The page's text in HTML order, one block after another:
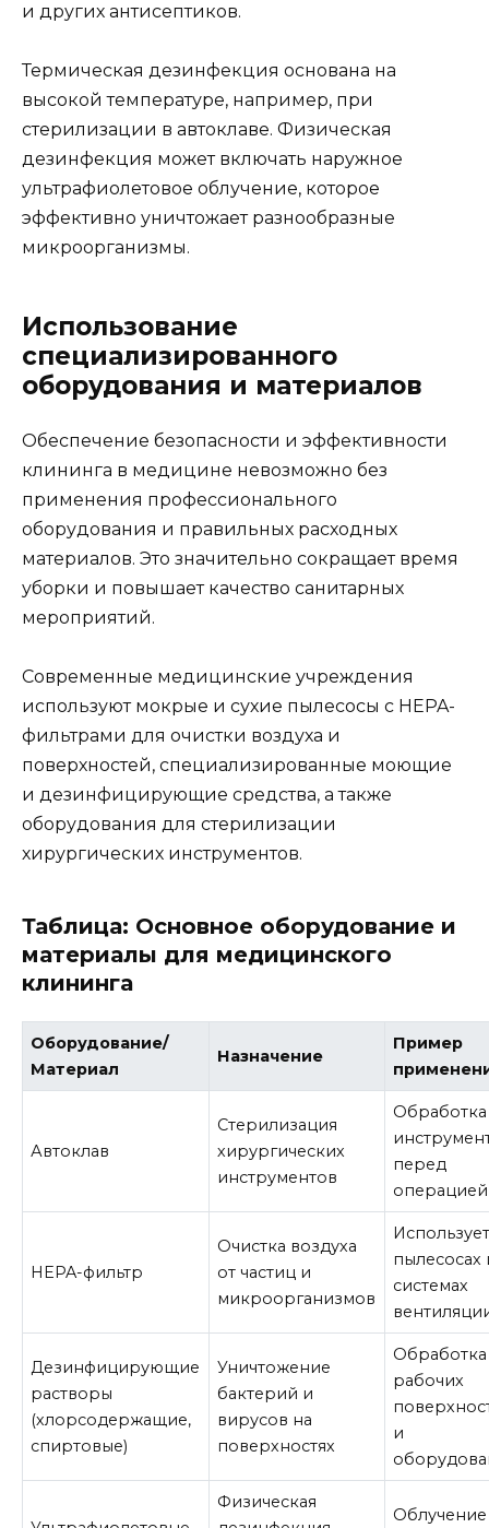
и других антисептиков.
Термическая дезинфекция основана на
высокой температуре, например, при
стерилизации в автоклаве. Физическая
дезинфекция может включать наружное
ультрафиолетовое облучение, которое
эффективно уничтожает разнообразные
микроорганизмы.
Использование
специализированного
оборудования и материалов
Обеспечение безопасности и эффективности
клининга в медицине невозможно без
применения профессионального
оборудования и правильных расходных
материалов. Это значительно сокращает время
уборки и повышает качество санитарных
мероприятий.
Современные медицинские учреждения
используют мокрые и сухие пылесосы с HEPA-
фильтрами для очистки воздуха и
поверхностей, специализированные моющие
и дезинфицирующие средства, а также
оборудования для стерилизации
хирургических инструментов.
Таблица: Основное оборудование и
материалы для медицинского
клининга
Оборудование/
Материал
Назначение
Пример
Автоклав
Стерилизация
хирургических
инструментов
Обработка
перед
операцией
HEPA-фильтр
Очистка воздуха
от частиц и
микроорганизмов
пылесосах
системах
Дезинфицирующие
растворы
(хлорсодержащие,
спиртовые)
Уничтожение
бактерий и
вирусов на
поверхностях
Обработка
рабочих
и
Физическая
Облучение